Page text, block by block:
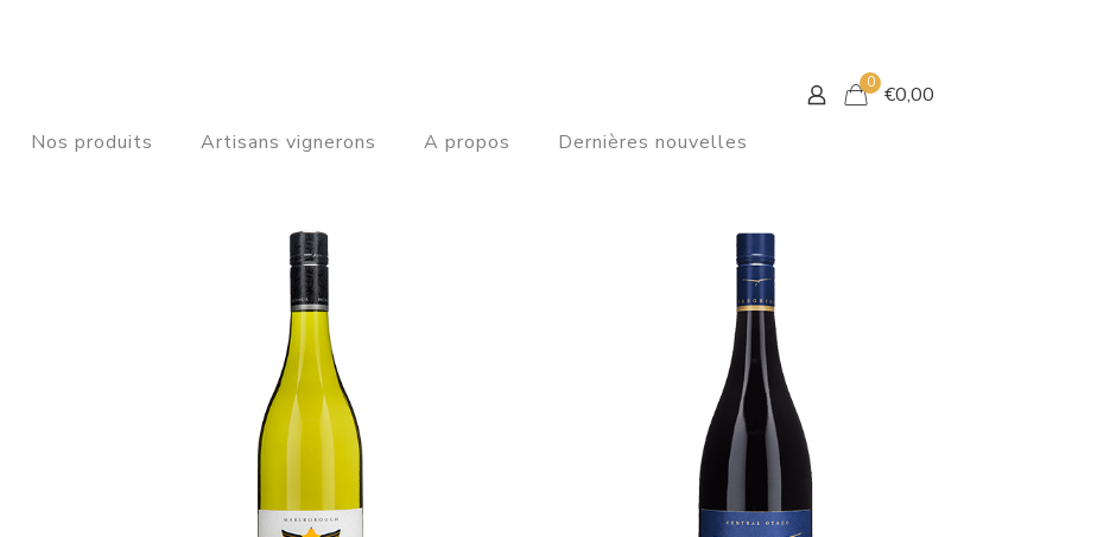
Nos produits Artisans vignerons A propos Dernières nouvelles
0 €0,00